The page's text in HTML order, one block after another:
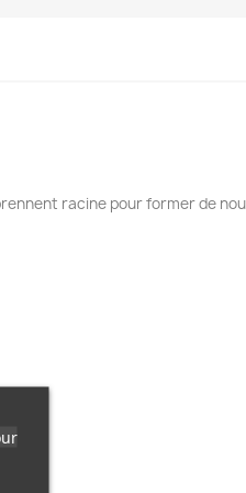
racine pour former de